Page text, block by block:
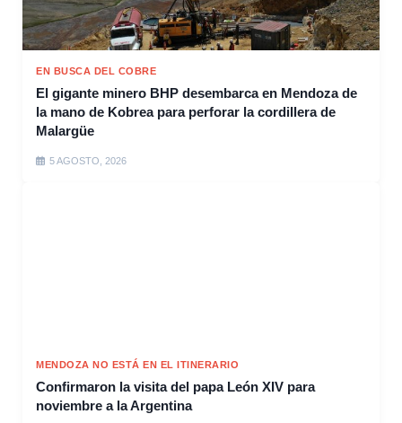
EN BUSCA DEL COBRE
El gigante minero BHP desembarca en Mendoza de
la mano de Kobrea para perforar la cordillera de
Malargüe
5 AGOSTO, 2026
MENDOZA NO ESTÁ EN EL ITINERARIO
Confirmaron la visita del papa León XIV para
noviembre a la Argentina